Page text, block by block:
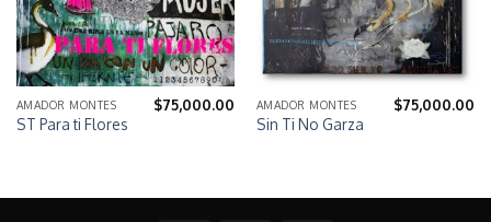
AMADOR MONTES
ST Para ti Flores
$75,000.00 AMADOR MONTES
Sin Ti No Garza
$75,000.00